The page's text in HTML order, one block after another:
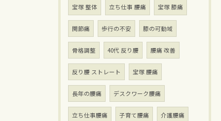
宝塚 整体 立ち仕事 腰痛 宝塚 膝痛
関節痛 歩行の不安 膝の可動域
骨格調整 40代 反り腰 腰痛 改善
反り腰 ストレート 宝塚 腰痛
長年の腰痛 デスクワーク腰痛
立ち仕事腰痛 子育て腰痛 介護腰痛